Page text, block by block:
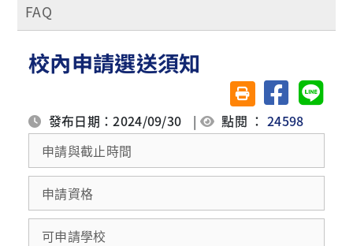
FAQ
校內申請選送須知
友善列印(另開視窗)
分享至臉書分享
發布日期：2024/09/30 | 點閱 ：24598
申請與截止時間
申請資格
可申請學校